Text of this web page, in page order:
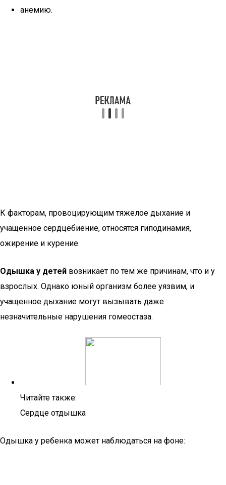
анемию.
К факторам, провоцирующим тяжелое дыхание и
учащенное сердцебиение, относятся гиподинамия,
ожирение и курение.
Одышка у детей возникает по тем же причинам, что и у
взрослых. Однако юный организм более уязвим, и
учащенное дыхание могут вызывать даже
незначительные нарушения гомеостаза.
Читайте также:
Сердце отдышка
Одышка у ребенка может наблюдаться на фоне: